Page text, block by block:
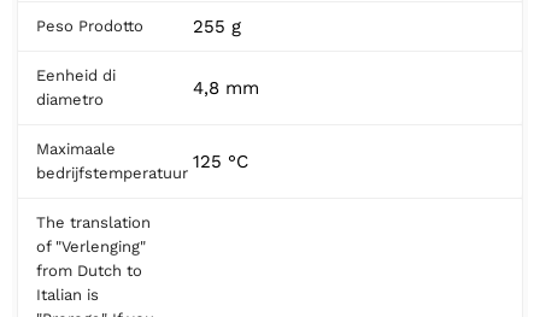
Peso Prodotto 255 g
Eenheid di
diametro
4,8 mm
Maximaale
bedrijfstemperatuur
125 °C
The translation
of "Verlenging"
from Dutch to
Italian is